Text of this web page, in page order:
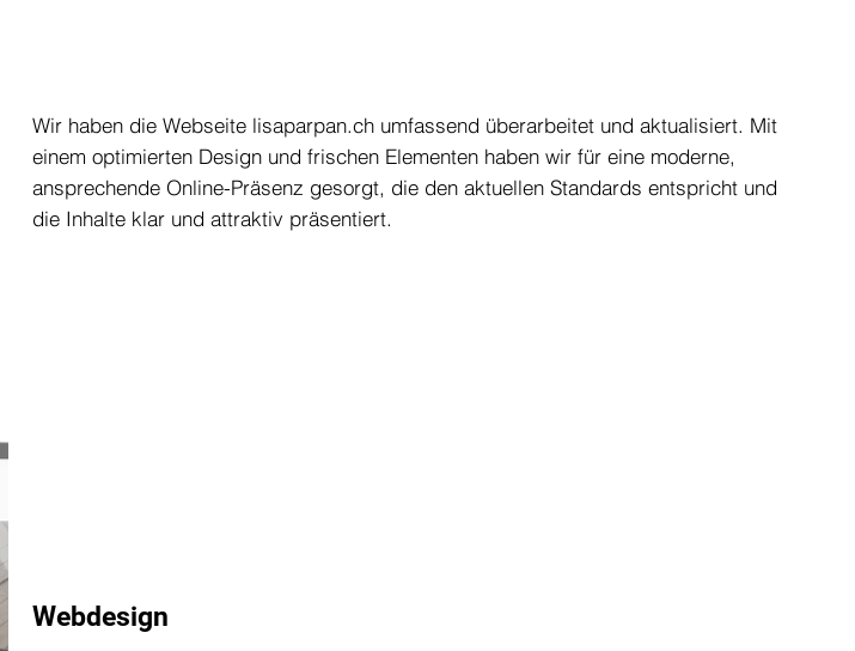
Wir haben die Webseite lisaparpan.ch umfassend überarbeitet und aktualisiert. Mit
einem optimierten Design und frischen Elementen haben wir für eine moderne,
ansprechende Online-Präsenz gesorgt, die den aktuellen Standards entspricht und
die Inhalte klar und attraktiv präsentiert.
Webdesign